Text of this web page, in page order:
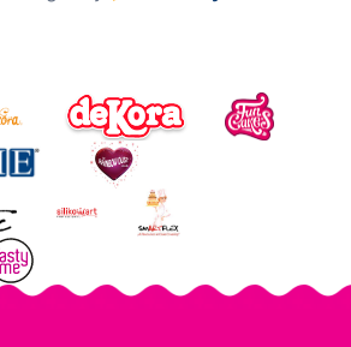
by trustmary